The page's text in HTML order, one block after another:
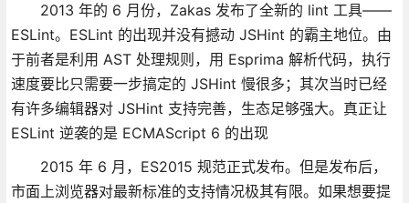
2013 年的 6 月份，Zakas 发布了全新的 lint 工具——
ESLint。ESLint 的出现并没有撼动 JSHint 的霸主地位。由
于前者是利用 AST 处理规则，用 Esprima 解析代码，执行
速度要比只需要一步搞定的 JSHint 慢很多；其次当时已经
有许多编辑器对 JSHint 支持完善，生态足够强大。真正让
ESLint 逆袭的是 ECMAScript 6 的出现
2015 年 6 月，ES2015 规范正式发布。但是发布后，
市面上浏览器对最新标准的支持情况极其有限。如果想要提